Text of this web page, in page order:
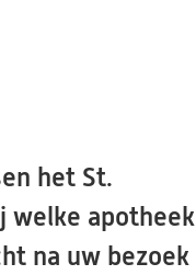
het St.
welke apotheek
na uw bezoek